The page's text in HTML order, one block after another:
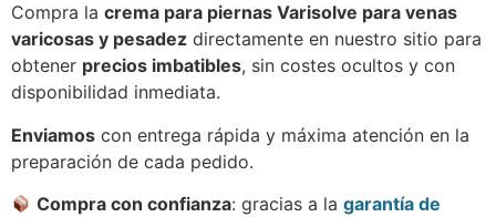
Compra la crema para piernas Varisolve para venas
varicosas y pesadez directamente en nuestro sitio para
obtener precios imbatibles, sin costes ocultos y con
disponibilidad inmediata.
Enviamos con entrega rápida y máxima atención en la
preparación de cada pedido.
Compra con confianza: gracias a lagarantía de